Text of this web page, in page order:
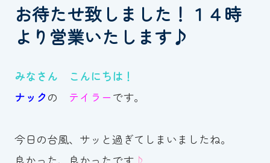
保護者の方へ
採用情報
お知らせ
波スイタイムズ
お待たせ致しました！１４時
より営業いたします♪
みなさん こんにちは！
ナックの テイラーです。
今日の台風、サッと過ぎてしまいましたね。
良かった、良かったです♪